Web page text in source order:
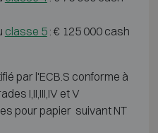
classe 5: € 125 000 cash
par l'ECB.S conforme à
I,II,III,IV et V
pour papier suivant NT